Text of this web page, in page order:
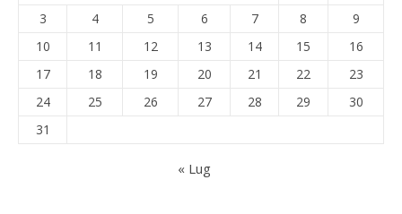
3
4 5 6 7 8
9
10
11 12 13 14 15
16
17
18 19 20 21 22
23
24
25 26 27 28 29
30
31
« Lug